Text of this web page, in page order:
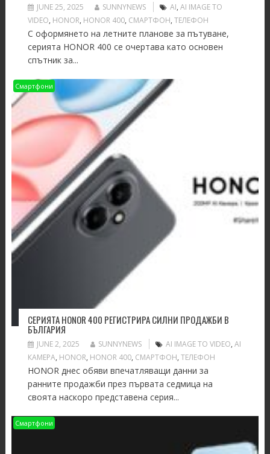
JUNE 25, 2025 SUNNYNEWS AI, AI IMAGE TO
VIDEO, HONOR, HONOR 400, СМАРТФОН, ТЕЛЕФОН
С оформянето на летните планове за пътуване,
серията HONOR 400 се очертава като основен
спътник за...
Смартфони
СЕРИЯТА HONOR 400 РЕГИСТРИРА СИЛНИ ПРОДАЖБИ В
БЪЛГАРИЯ
JUNE 2, 2025 SUNNYNEWS AI IMAGE TO VIDEO, AI
КАМЕРА, HONOR, HONOR 400, СМАРТФОН, ТЕЛЕФОН
HONOR днес обяви впечатляващи данни за
ранните продажби през първата седмица на
своята наскоро представена серия...
Смартфони